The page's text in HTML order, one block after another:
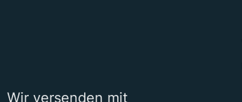
Wir versenden mit